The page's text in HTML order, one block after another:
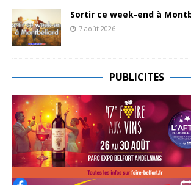
Sortir ce week-end à
7 août 2026
PUBLICITES